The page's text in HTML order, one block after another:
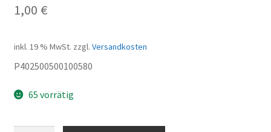
1,00 €
inkl. 19 % MwSt. zzgl. Versandkosten
P402500500100580
65 vorrätig